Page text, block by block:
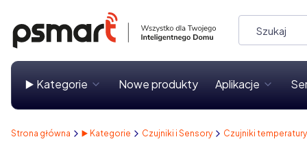
▶️ Kategorie Nowe produkty Aplikacje
Strona główna ▶️ Kategorie Czujniki i Sensory Czujniki